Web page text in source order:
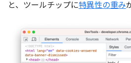
と、ツールチップに特異性の重み